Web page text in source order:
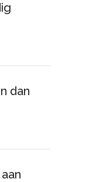
dan